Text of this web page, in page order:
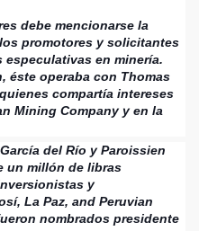
debe mencionarse la
promotores y solicitantes
en minería.
éste operaba con Thomas
compartía intereses
Mining Company y en la
del Río y Paroissien
un millón de libras
y
La Paz, and Peruvian
nombrados presidente